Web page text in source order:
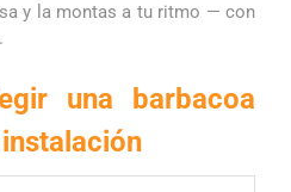
y la montas a tu ritmo — con
una barbacoa